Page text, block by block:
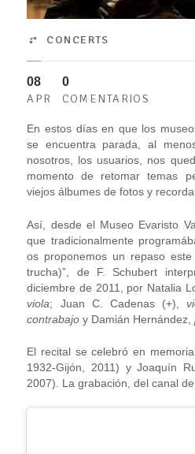
CONCERTS
08
APR
0
COMENTARIOS
En estos días en que los
se encuentra parada, al
nosotros, los usuarios, nos
momento de retomar temas
viejos álbumes de fotos y
Así, desde el Museo Evaristo
que tradicionalmente
os proponemos un repaso
trucha)”, de F. Schubert
diciembre de 2011, por Natalia
viola; Juan C. Cadenas (+),
contrabajo y Damián Hernández,
El recital se celebró en
1932-Gijón, 2011) y Joaquín
2007). La grabación, del canal